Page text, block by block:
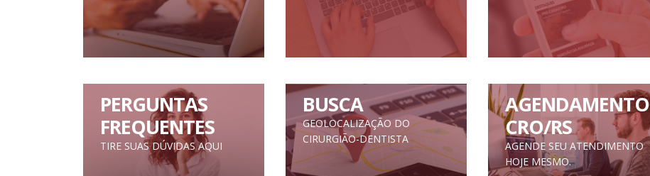
PERGUNTAS
FREQUENTES
TIRE SUAS DÚVIDAS AQUI
BUSCA
GEOLOCALIZAÇÃO DO
CIRURGIÃO-DENTISTA
AGENDAMENTO
CRO/RS
AGENDE SEU ATENDIMENTO
HOJE MESMO.